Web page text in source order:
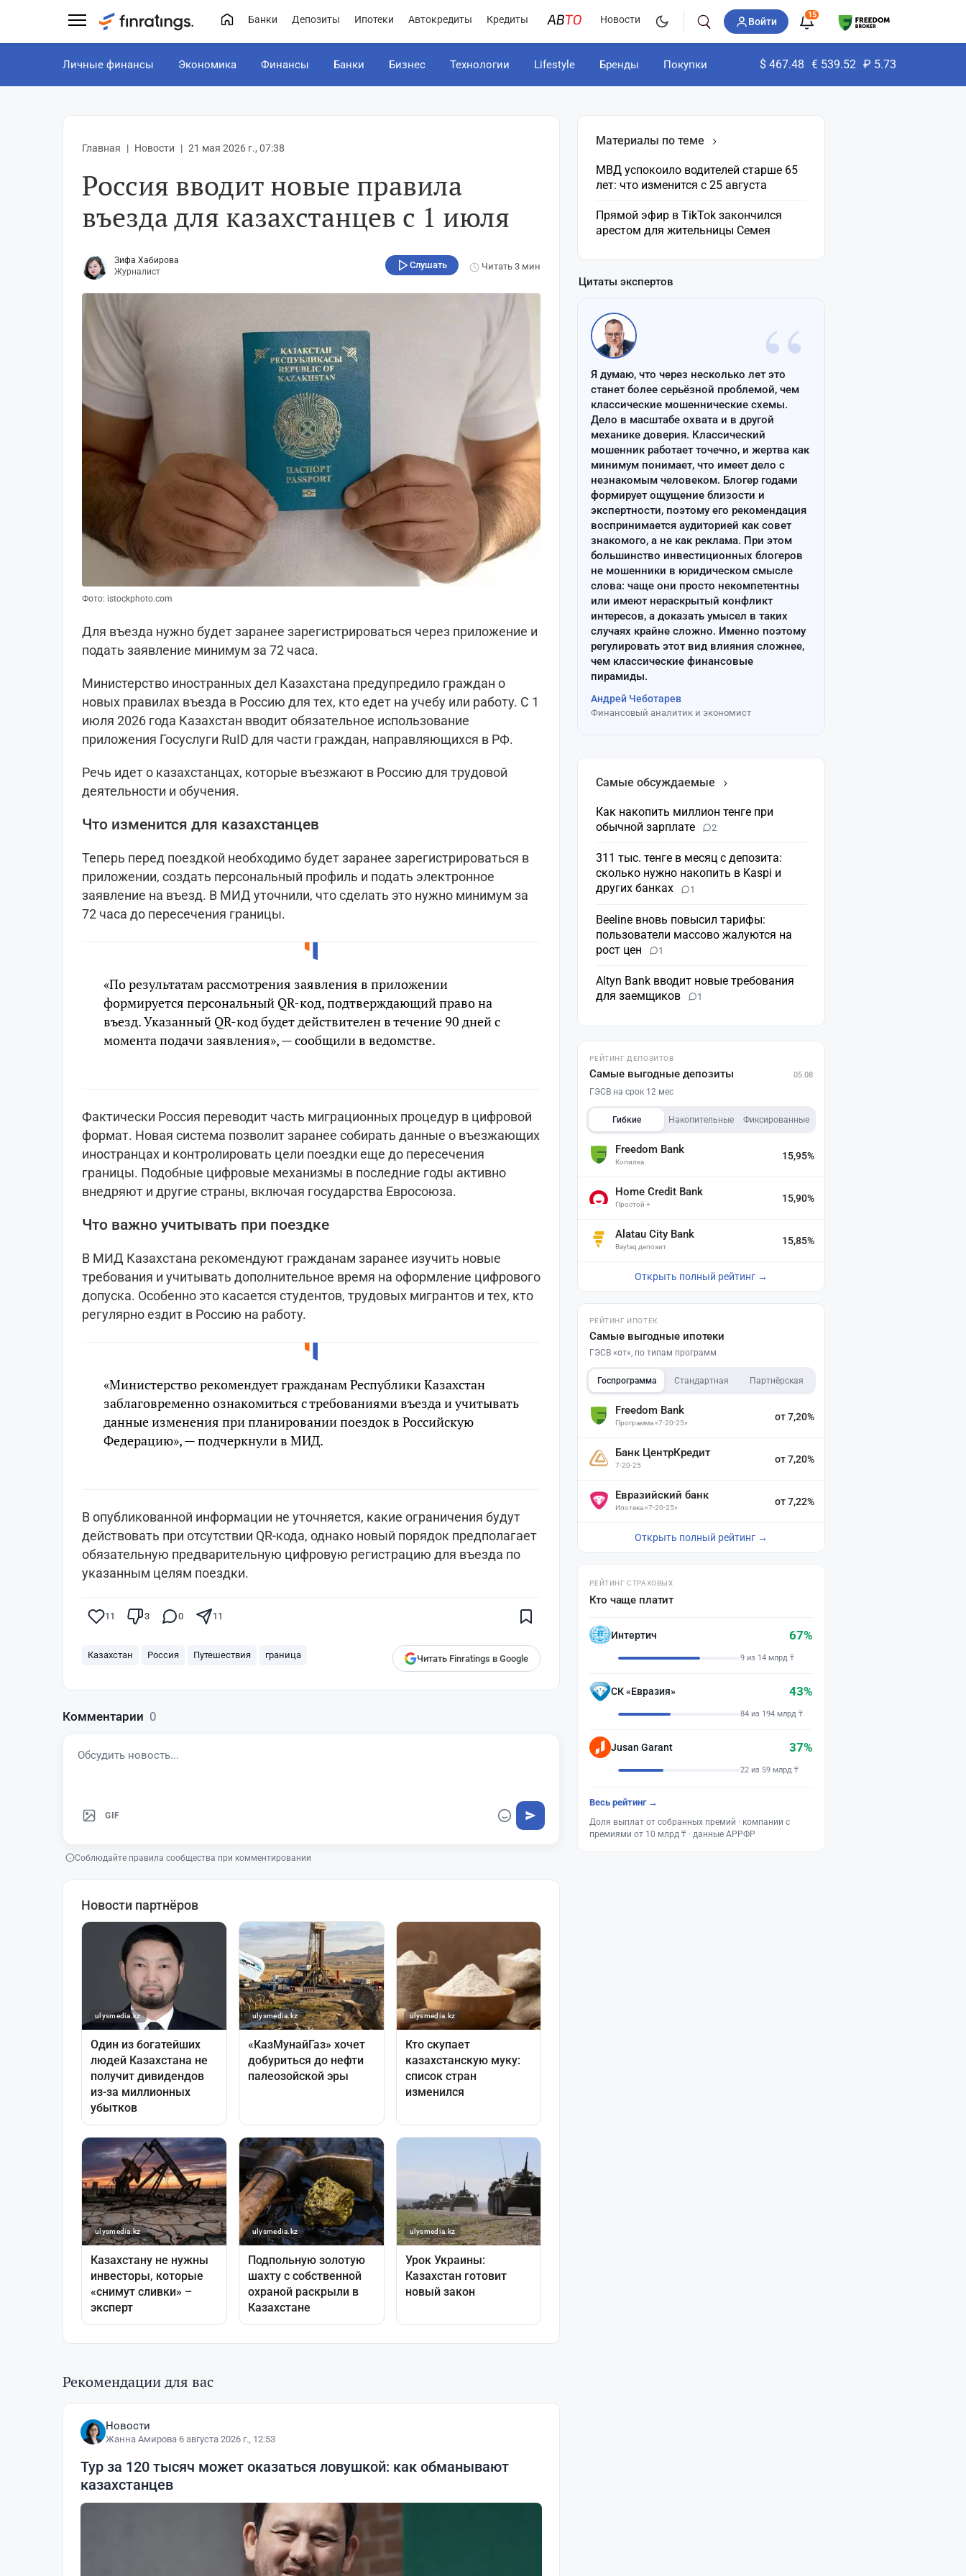
Банки Депозиты Ипотеки Автокредиты Кредиты Новости Войти
15
Личные финансы Экономика Финансы Банки Бизнес Технологии Lifestyle Бренды Покупки $ 467.48 € 539.52 ₽ 5.73
Главная Новости 21 мая 2026 г., 07:38
Россия вводит новые правила
въезда для казахстанцев с 1 июля
Зифа Хабирова
Журналист
Слушать Читать3 мин
Фото: istockphoto.com
Для въезда нужно будет заранее зарегистрироваться через приложение и
подать заявление минимум за 72 часа.
Министерство иностранных дел Казахстана предупредило граждан о
новых правилах въезда в Россию для тех, кто едет на учебу или работу. С 1
июля 2026 года Казахстан вводит обязательное использование
приложения Госуслуги RuID для части граждан, направляющихся в РФ.
Речь идет о казахстанцах, которые въезжают в Россию для трудовой
деятельности и обучения.
Что изменится для казахстанцев
Теперь перед поездкой необходимо будет заранее зарегистрироваться в
приложении, создать персональный профиль и подать электронное
заявление на въезд. В МИД уточнили, что сделать это нужно минимум за
72 часа до пересечения границы.
«По результатам рассмотрения заявления в приложении
формируется персональный QR-код, подтверждающий право на
въезд. Указанный QR-код будет действителен в течение 90 дней с
момента подачи заявления», — сообщили в ведомстве.
Фактически Россия переводит часть миграционных процедур в цифровой
формат. Новая система позволит заранее собирать данные о въезжающих
иностранцах и контролировать цели поездки еще до пересечения
границы. Подобные цифровые механизмы в последние годы активно
внедряют и другие страны, включая государства Евросоюза.
Что важно учитывать при поездке
В МИД Казахстана рекомендуют гражданам заранее изучить новые
требования и учитывать дополнительное время на оформление цифрового
допуска. Особенно это касается студентов, трудовых мигрантов и тех, кто
регулярно ездит в Россию на работу.
«Министерство рекомендует гражданам Республики Казахстан
заблаговременно ознакомиться с требованиями въезда и учитывать
данные изменения при планировании поездок в Российскую
Федерацию», — подчеркнули в МИД.
В опубликованной информации не уточняется, какие ограничения будут
действовать при отсутствии QR-кода, однако новый порядок предполагает
обязательную предварительную цифровую регистрацию для въезда по
указанным целям поездки.
11 3 0 11
Казахстан Россия Путешествия граница Читать Finratings в Google
Комментарии 0
GIF
Соблюдайте правила сообщества при комментировании
Рекомендации для вас
Новости
Жанна Амирова·6 августа 2026 г., 12:53
Тур за 120 тысяч может оказаться ловушкой: как обманывают
казахстанцев
Материалы по теме
МВД успокоило водителей старше 65
лет: что изменится с 25 августа
Прямой эфир в TikTok закончился
арестом для жительницы Семея
Цитаты экспертов
“
Я думаю, что через несколько лет это
станет более серьёзной проблемой, чем
классические мошеннические схемы.
Дело в масштабе охвата и в другой
механике доверия. Классический
мошенник работает точечно, и жертва как
минимум понимает, что имеет дело с
незнакомым человеком. Блогер годами
формирует ощущение близости и
экспертности, поэтому его рекомендация
воспринимается аудиторией как совет
знакомого, а не как реклама. При этом
большинство инвестиционных блогеров
не мошенники в юридическом смысле
слова: чаще они просто некомпетентны
или имеют нераскрытый конфликт
интересов, а доказать умысел в таких
случаях крайне сложно. Именно поэтому
регулировать этот вид влияния сложнее,
чем классические финансовые
пирамиды.
Андрей Чеботарев
Финансовый аналитик и экономист
Самые обсуждаемые
Как накопить миллион тенге при
обычной зарплате
2
311 тыс. тенге в месяц с депозита:
сколько нужно накопить в Kaspi и
других банках
1
Beeline вновь повысил тарифы:
пользователи массово жалуются на
рост цен
1
Altyn Bank вводит новые требования
для заемщиков
1
РЕЙТИНГ ДЕПОЗИТОВ
Самые выгодные депозиты 05.08
ГЭСВ на срок 12 мес
Гибкие Накопительные Фиксированные
Freedom Bank
Копилка
15,95%
Home Credit Bank
Простой +
15,90%
Alatau City Bank
Baytaq депозит
15,85%
Открыть полный рейтинг →
РЕЙТИНГ ИПОТЕК
Самые выгодные ипотеки
ГЭСВ «от», по типам программ
Госпрограмма Стандартная Партнёрская
Freedom Bank
Программа «7-20-25»
от 7,20%
Банк ЦентрКредит
7-20-25
от 7,20%
Евразийский банк
Ипотека «7-20-25»
от 7,22%
Открыть полный рейтинг →
РЕЙТИНГ СТРАХОВЫХ
Кто чаще платит
Интертич 67%
9 из 14 млрд ₸
СК «Евразия» 43%
84 из 194 млрд ₸
Jusan Garant 37%
22 из 59 млрд ₸
Весь рейтинг →
Доля выплат от собранных премий · компании с
премиями от 10 млрд ₸ · данные АРРФР